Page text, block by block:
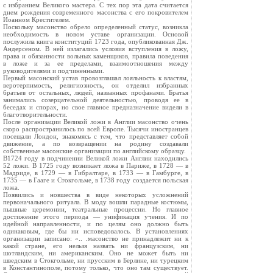
с избранием Великого мастера. С тех пор эта дата считается
днем рождения современного масонства с его покровителем
Иоанном Крестителем.
Поскольку масонство обрело определенный статус, возникла
необходимость в новом уставе организации. Основой
послужила книга конституций 1723 года, опубликованная Дж.
Андерсеном. В ней излагались условия вступления в ложу,
права и обязанности вольных каменщиков, правила поведения
в ложе и за ее пределами, взаимоотношения между
руководителями и подчиненными.
Первый масонский устав провозглашал лояльность к властям,
веротерпимость, религиозность, он отделил избранных
братьев от остальных, людей, названных профанами. Братья
занимались созерцательной деятельностью, проводя ее в
беседах и спорах, но свое главное предназначение видели в
благотворительности.
После организации Великой ложи в Англии масонство очень
скоро распространилось по всей Европе. Тысячи иностранцев
посещали Лондон, знакомясь с тем, что представляет собой
движение, а по возвращении на родину создавали
собственные масонские организации по английскому образцу.
В1724 году в подчинении Великой ложи Англии находились
52 ложи. В 1725 году возникает ложа в Париже, в 1728 — в
Мадриде, в 1729 — в Гибралтаре, в 1733 — в Гамбурге, в
1735 — в Гааге и Стокгольме, в 1738 году создается польская
ложа.
Появились и новшества в виде некоторых усложнений
первоначального ритуала. В моду вошли парадные костюмы,
пышные церемонии, театральные процессии. Но главное
достижение этого периода — унификация учения. И по
идейной направленности, и по целям оно должно быть
одинаковым, где бы ни исповедовалось. В установлениях
организации записано: «.. .масонство не принадлежит ни к
какой стране, его нельзя назвать ни французским, ни
шотландским, ни американским. Оно не может быть ни
шведским в Стокгольме, ни прусским в Берлине, ни турецким
в Константинополе, потому только, что оно там существует.